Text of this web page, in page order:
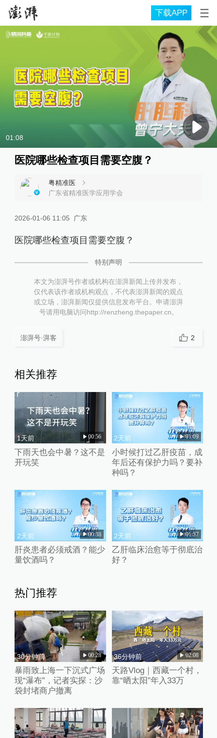
下载APP
01:08
医院哪些检查项目需要空腹？
粤精准医
广东省精准医学应用学会
2026-01-06 11:05 广东
医院哪些检查项目需要空腹？
特别声明
本文为澎湃号作者或机构在澎湃新闻上传并发布，
仅代表该作者或机构观点，不代表澎湃新闻的观点
或立场，澎湃新闻仅提供信息发布平台。申请澎湃
号请用电脑访问http://renzheng.thepaper.cn。
澎湃号·湃客 2
相关推荐
1天前 00:56
下雨天也会中暑？这不是
开玩笑
2天前 01:09
小时候打过乙肝疫苗，成
年后还有保护力吗？要补
种吗？
2天前 00:38
肝炎患者必须戒酒？能少
量饮酒吗？
2天前 01:37
乙肝临床治愈等于彻底治
好？
热门推荐
30分钟前 00:28
暴雨致上海一下沉式广场
现“瀑布”，记者实探：沙
袋封堵商户撤离
36分钟前 02:08
天路Vlog｜西藏一个村，
靠“晒太阳”年入33万